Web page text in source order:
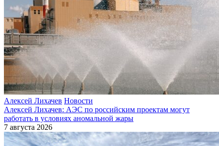
Алексей Лихачев Новости
Алексей Лихачев: АЭС по российским проектам могут
работать в условиях аномальной жары
7 августа 2026